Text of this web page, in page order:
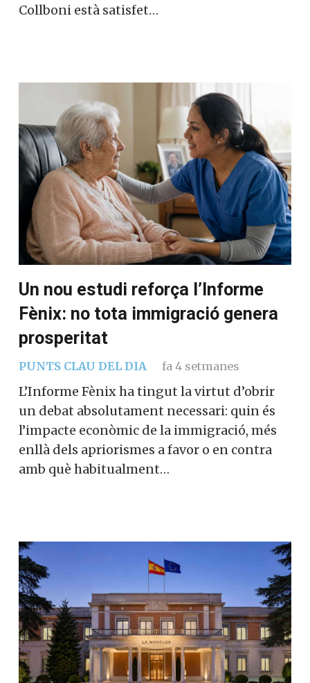
Collboni està satisfet…
Un nou estudi reforça l’Informe
Fènix: no tota immigració genera
prosperitat
PUNTS CLAU DEL DIA fa 4 setmanes
L’Informe Fènix ha tingut la virtut d’obrir
un debat absolutament necessari: quin és
l’impacte econòmic de la immigració, més
enllà dels apriorismes a favor o en contra
amb què habitualment…